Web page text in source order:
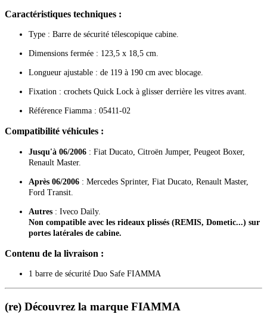
Caractéristiques techniques :
Type : Barre de sécurité télescopique cabine.
Dimensions fermée : 123,5 x 18,5 cm.
Longueur ajustable : de 119 à 190 cm avec blocage.
Fixation : crochets Quick Lock à glisser derrière les vitres avant.
Référence Fiamma : 05411-02
Compatibilité véhicules :
Jusqu'à 06/2006 : Fiat Ducato, Citroën Jumper, Peugeot Boxer,
Renault Master.
Après 06/2006 : Mercedes Sprinter, Fiat Ducato, Renault Master,
Ford Transit.
Autres : Iveco Daily.
Non compatible avec les rideaux plissés (REMIS, Dometic...) sur
portes latérales de cabine.
Contenu de la livraison :
1 barre de sécurité Duo Safe FIAMMA
(re) Découvrez la marque FIAMMA